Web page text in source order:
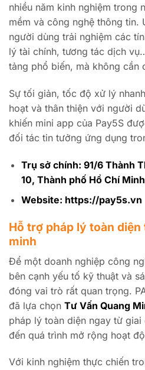
nhiều năm kinh nghiệm trong
mềm và công nghệ thông tin.
người dùng trải nghiệm các
lý tài chính, tương tác dịch
tảng phổ biến, mà không cần
Sự tối giản, tốc độ xử lý
hoạt và thân thiện với người
khiến mini app của Pay5S
đối tác tin tưởng ứng dụng
Trụ sở chính: 91/6 Thành
10, Thành phố Hồ Chí Minh
Website: https://pay5s.vn
Hỗ trợ pháp lý toàn
minh
Để một doanh nghiệp công
bên cạnh yếu tố kỹ thuật và
đóng vai trò rất quan trọng.
đã lựa chọn Tư Vấn Quang
pháp lý toàn diện ngay từ
đến quá trình mở rộng hoạt
Với kinh nghiệm thực chiến